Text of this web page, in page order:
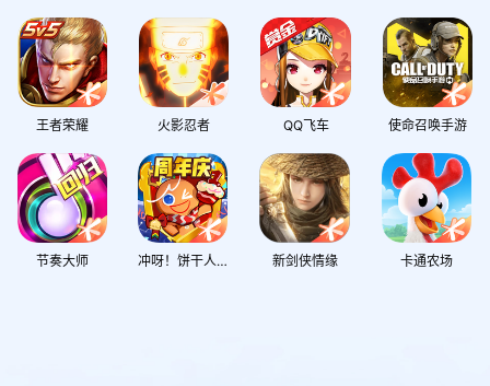
王者荣耀 火影忍者 QQ飞车 使命召唤手游
节奏大师 冲呀！饼干人：王国 新剑侠情缘 卡通农场